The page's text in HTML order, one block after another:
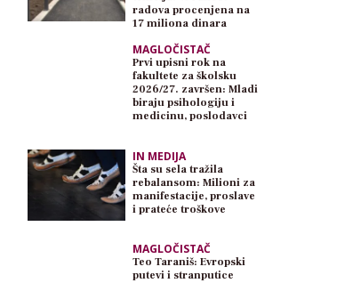
radova procenjena na
17 miliona dinara
MAGLOČISTAČ
Prvi upisni rok na
fakultete za školsku
2026/27. završen: Mladi
biraju psihologiju i
medicinu, poslodavci
IN MEDIJA
Šta su sela tražila
rebalansom: Milioni za
manifestacije, proslave
i prateće troškove
MAGLOČISTAČ
Teo Taraniš: Evropski
putevi i stranputice